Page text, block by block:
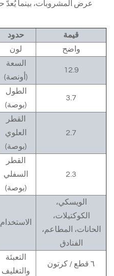
حدود
قيمة
لون
واضح
السعة
(أونصة)
12.9
الطول
(بوصة)
3.7
القطر
العلوي
(بوصة)
2.7
القطر
السفلي
(بوصة)
2.3
الاستخدام
الويسكي،
الكوكتيلات،
الحانات، المطاعم،
الفنادق
التعبئة
والتغليف
٦ قطع / كرتون